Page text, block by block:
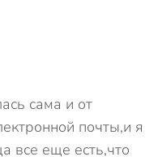
сама и от
почты,и я
все еще есть,что